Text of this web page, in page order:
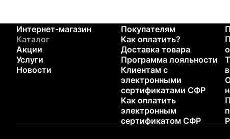
Интернет-магазин
Каталог
Акции
Услуги
Новости
Покупателям
Как оплатить?
Доставка товара
Программа лояльности
Клиентам с
электронными
сертификатами СФР
Как оплатить
электронным
сертификатом СФР